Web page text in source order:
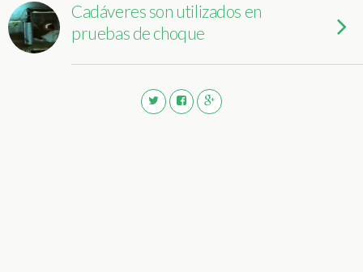
Cadáveres son utilizados en
pruebas de choque